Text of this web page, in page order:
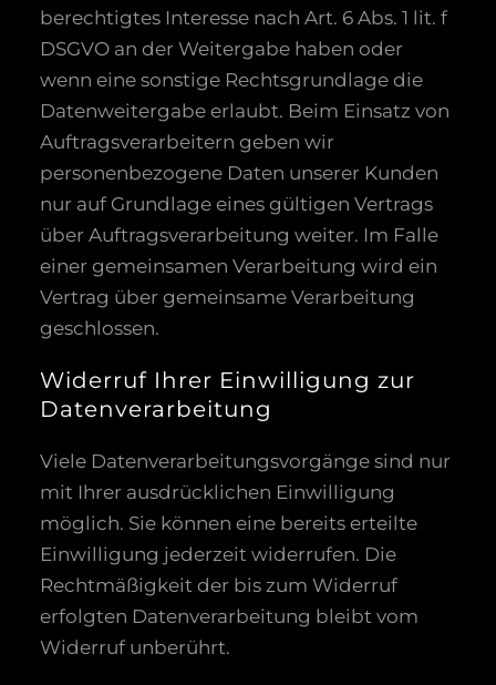
berechtigtes Interesse nach Art. 6 Abs. 1 lit. f
DSGVO an der Weitergabe haben oder
wenn eine sonstige Rechtsgrundlage die
Datenweitergabe erlaubt. Beim Einsatz von
Auftragsverarbeitern geben wir
personenbezogene Daten unserer Kunden
nur auf Grundlage eines gültigen Vertrags
über Auftragsverarbeitung weiter. Im Falle
einer gemeinsamen Verarbeitung wird ein
Vertrag über gemeinsame Verarbeitung
geschlossen.
Widerruf Ihrer Einwilligung zur
Datenverarbeitung
Viele Datenverarbeitungsvorgänge sind nur
mit Ihrer ausdrücklichen Einwilligung
möglich. Sie können eine bereits erteilte
Einwilligung jederzeit widerrufen. Die
Rechtmäßigkeit der bis zum Widerruf
erfolgten Datenverarbeitung bleibt vom
Widerruf unberührt.